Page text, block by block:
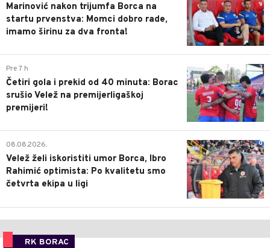
Marinović nakon trijumfa Borca na
startu prvenstva: Momci dobro rade,
imamo širinu za dva fronta!
3
Pre 7 h
Četiri gola i prekid od 40 minuta: Borac
srušio Velež na premijerligaškoj
premijeri!
0
08.08.2026.
Velež želi iskoristiti umor Borca, Ibro
Rahimić optimista: Po kvalitetu smo
četvrta ekipa u ligi
RK BORAC